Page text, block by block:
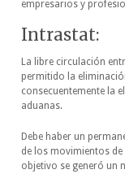
empresarios y
Intrastat:
La libre circulación
permitido la
consecuentemente la
aduanas.
Debe haber un
de los movimientos
objetivo se generó un